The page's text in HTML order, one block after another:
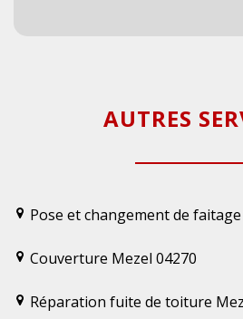
AUTRES
Pose et changement de
Couverture Mezel 04270
Réparation fuite de toiture